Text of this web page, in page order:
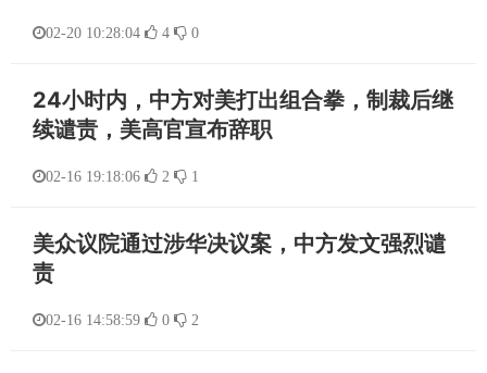
02-20 10:28:04 4 0
24小时内，中方对美打出组合拳，制裁后继
续谴责，美高官宣布辞职
02-16 19:18:06 2 1
美众议院通过涉华决议案，中方发文强烈谴
责
02-16 14:58:59 0 2